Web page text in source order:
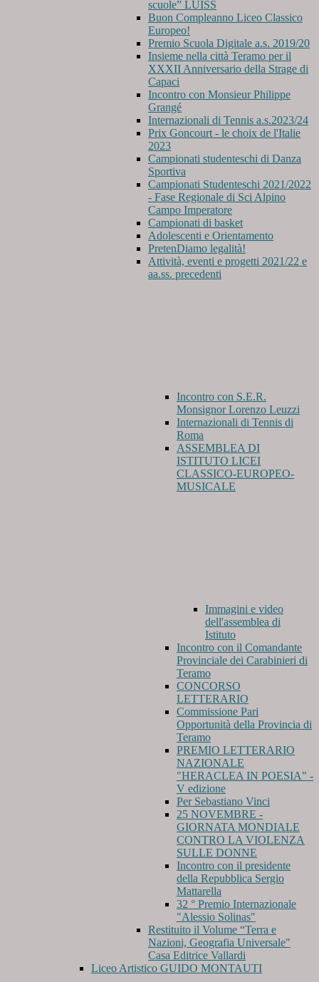
scuole” LUISS
Buon Compleanno Liceo Classico
Europeo!
Premio Scuola Digitale a.s. 2019/20
Insieme nella città Teramo per il
XXXII Anniversario della Strage di
Capaci
Incontro con Monsieur Philippe
Grangé
Internazionali di Tennis a.s.2023/24
Prix Goncourt - le choix de l'Italie
2023
Campionati studenteschi di Danza
Sportiva
Campionati Studenteschi 2021/2022
- Fase Regionale di Sci Alpino
Campo Imperatore
Campionati di basket
Adolescenti e Orientamento
PretenDiamo legalità!
Attività, eventi e progetti 2021/22 e
aa.ss. precedenti
Incontro con S.E.R.
Monsignor Lorenzo Leuzzi
Internazionali di Tennis di
Roma
ASSEMBLEA DI
ISTITUTO LICEI
CLASSICO-EUROPEO-
MUSICALE
Immagini e video
dell'assemblea di
Istituto
Incontro con il Comandante
Provinciale dei Carabinieri di
Teramo
CONCORSO
LETTERARIO
Commissione Pari
Opportunità della Provincia di
Teramo
PREMIO LETTERARIO
NAZIONALE
"HERACLEA IN POESIA" -
V edizione
Per Sebastiano Vinci
25 NOVEMBRE -
GIORNATA MONDIALE
CONTRO LA VIOLENZA
SULLE DONNE
Incontro con il presidente
della Repubblica Sergio
Mattarella
32 ° Premio Internazionale
"Alessio Solinas"
Restituito il Volume “Terra e
Nazioni, Geografia Universale"
Casa Editrice Vallardi
Liceo Artistico GUIDO MONTAUTI